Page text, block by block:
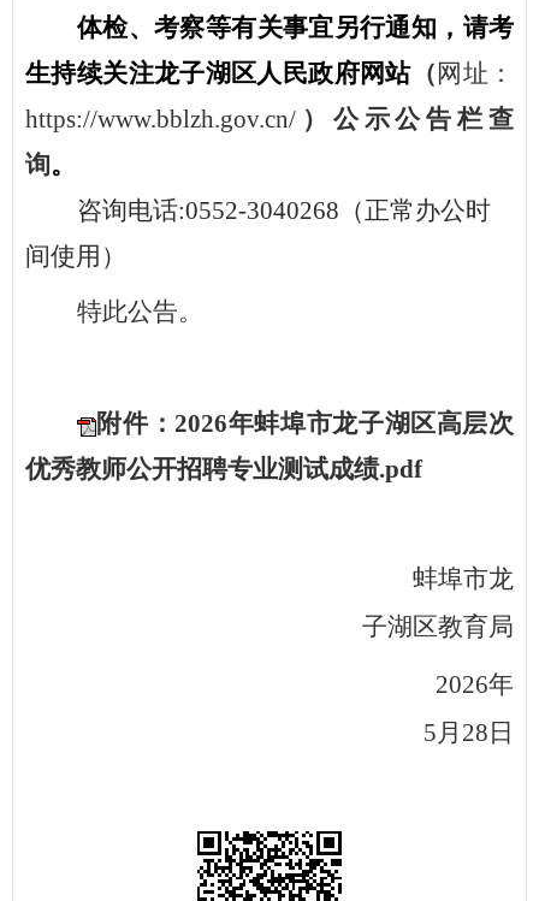
体检、考察等有关事宜另行通知，请考
生持续关注龙子湖区人民政府网站（ 网址：
https://www.bblzh.gov.cn/ ）公示公告栏查
询。
咨询电话:0552-3040268（正常办公时
间使用）
特此公告。
附件：2026年蚌埠市龙子湖区高层次
优秀教师公开招聘专业测试成绩.pdf
蚌埠市龙
子湖区教育局
2026年
5月28日